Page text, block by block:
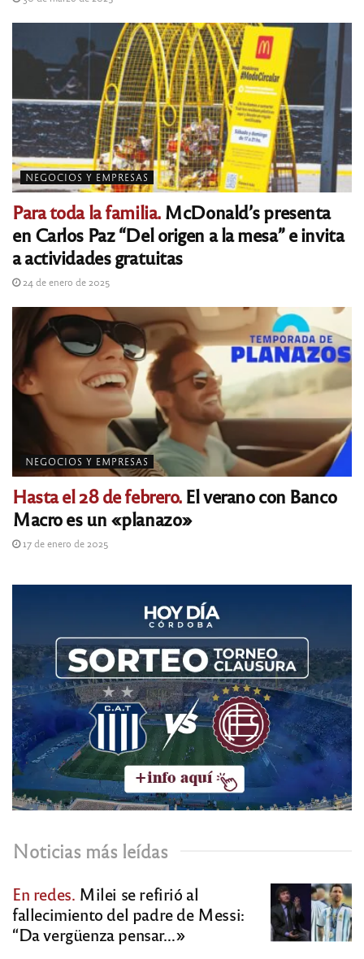
NEGOCIOS Y EMPRESAS
Para toda la familia.McDonald’s presenta
en Carlos Paz “Del origen a la mesa” e invita
a actividades gratuitas
24 de enero de 2025
NEGOCIOS Y EMPRESAS
Hasta el 28 de febrero.El verano con Banco
Macro es un «planazo»
17 de enero de 2025
Noticias más leídas
En redes. Milei se refirió al
fallecimiento del padre de Messi:
“Da vergüenza pensar…»